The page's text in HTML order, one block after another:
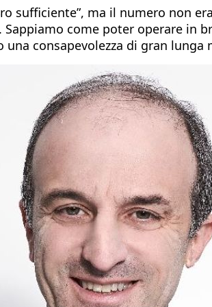
sufficiente”, ma il numero non
come poter operare in
consapevolezza di gran lunga